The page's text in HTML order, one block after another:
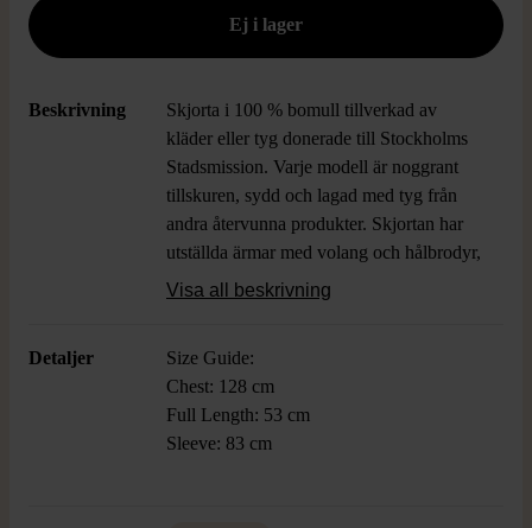
Beskrivning
Skjorta i 100 % bomull tillverkad av
kläder eller tyg donerade till Stockholms
Stadsmission. Varje modell är noggrant
tillskuren, sydd och lagad med tyg från
andra återvunna produkter. Skjortan har
utställda ärmar med volang och hålbrodyr,
klassisk krage och knäppning framtill med
Stockholms Stadsmission. Each piece is
Visa all beskrivning
Detaljer
Size Guide:
Chest: 128 cm
Full Length: 53 cm
Sleeve: 83 cm